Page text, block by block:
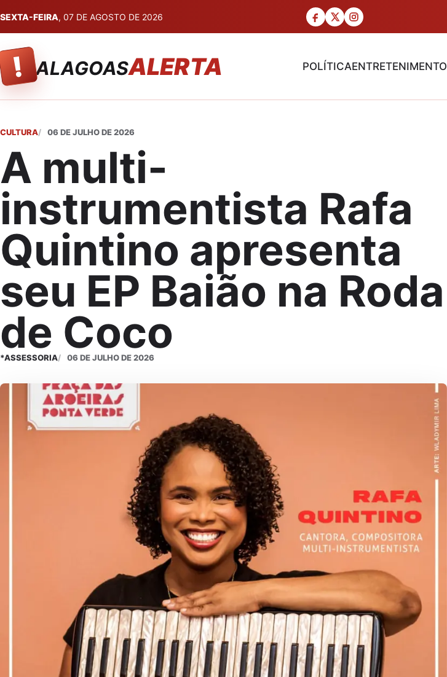
SEXTA-FEIRA, 07 DE AGOSTO DE 2026
! ALAGOASALERTA POLÍTICAENTRETENIMENTO
CULTURA 06 DE JULHO DE 2026
A multi-
instrumentista Rafa
Quintino apresenta
seu EP Baião na Roda
de Coco
*ASSESSORIA 06 DE JULHO DE 2026